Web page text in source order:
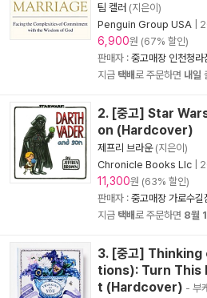
팀 켈러 (지은이)
Penguin Group USA
6,900원 (67% 할인)
판매자 : 중고매장 인천청라
지금 택배로 주문하면 내일
2. [중고] Star
on (Hardcover)
제프리 브라운(지은이)
Chronicle Books Llc
11,300원 (63% 할인)
판매자 : 중고매장 가로수길
지금 택배로 주문하면 8월
3. [중고]
tions): Turn This
t (Hardcover) - 부